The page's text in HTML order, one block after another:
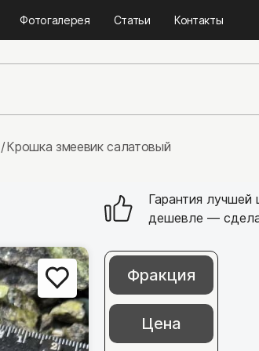
Фотогалерея Статьи Контакты
Гранитная брусчатка
Бетонная плитка
Крошка змеевик салатовый
Гарантия лучшей
дешевле —
Фракция
Цена